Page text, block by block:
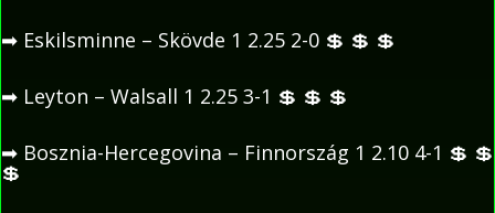
➡ Eskilsminne – Skövde 1 2.25 2-0 💲 💲 💲
➡ Leyton – Walsall 1 2.25 3-1 💲 💲 💲
➡ Bosznia-Hercegovina – Finnország 1 2.10 4-1 💲 💲
💲